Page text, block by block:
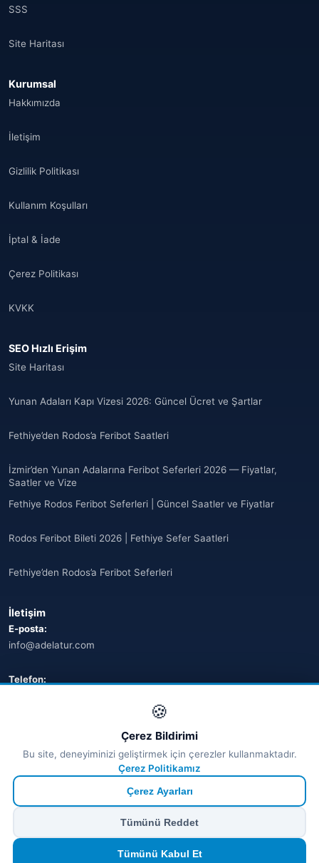
SSS
Site Haritası
Kurumsal
Hakkımızda
İletişim
Gizlilik Politikası
Kullanım Koşulları
İptal & İade
Çerez Politikası
KVKK
SEO Hızlı Erişim
Site Haritası
Yunan Adaları Kapı Vizesi 2026: Güncel Ücret ve Şartlar
Fethiye’den Rodos’a Feribot Saatleri
İzmir’den Yunan Adalarına Feribot Seferleri 2026 — Fiyatlar,
Saatler ve Vize
Fethiye Rodos Feribot Seferleri | Güncel Saatler ve Fiyatlar
Rodos Feribot Bileti 2026 | Fethiye Sefer Saatleri
Fethiye’den Rodos’a Feribot Seferleri
İletişim
E-posta:
info@adelatur.com
Telefon:
💬 WhatsApp
€ EUR $ USD
🍪
Çerez Bildirimi
Bu site, deneyiminizi geliştirmek için çerezler kullanmaktadır.
Çerez Politikamız
Çerez Ayarları
Tümünü Reddet
Tümünü Kabul Et